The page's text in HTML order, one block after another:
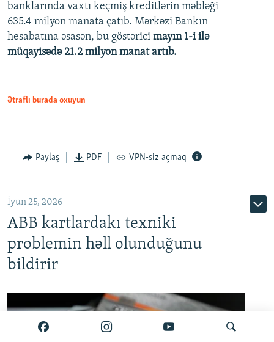
Auto 240p 360p 480p
720p 1080p
480p
720p
banklarında vaxtı keçmiş kreditlərin məbləği
635.4 milyon manata çatıb. Mərkəzi Bankın
hesabatına əsasən, bu göstərici mayın 1-i ilə
müqayisədə 21.2 milyon manat artıb.
Ətraflı burada oxuyun
Paylaş PDF VPN-siz açmaq
İyun 25, 2026
ABB kartlardakı texniki
problemin həll olunduğunu
bildirir